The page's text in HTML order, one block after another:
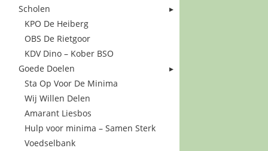
Scholen
KPO De Heiberg
OBS De Rietgoor
KDV Dino – Kober BSO
Goede Doelen
Sta Op Voor De Minima
Wij Willen Delen
Amarant Liesbos
Hulp voor minima – Samen Sterk
Voedselbank